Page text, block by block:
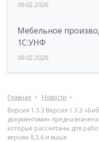
09.02.2026
Мебельное
1С:УНФ
09.02.2026
Главная
Новости
Версия 1.3.3 Версия 1.3.3
документами»
которые рассчитаны для
версии 8.3.6 и выше